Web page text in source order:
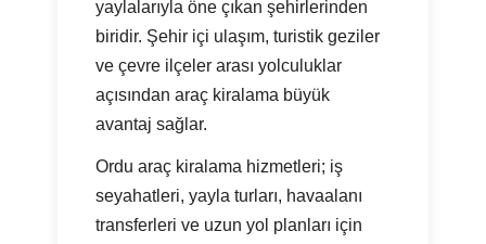
yaylalarıyla öne çıkan şehirlerinden
biridir. Şehir içi ulaşım, turistik geziler
ve çevre ilçeler arası yolculuklar
açısından araç kiralama büyük
avantaj sağlar.
Ordu araç kiralama hizmetleri; iş
seyahatleri, yayla turları, havaalanı
transferleri ve uzun yol planları için